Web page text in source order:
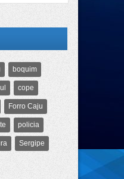
boquim
cope
Forro Caju
policia
Sergipe